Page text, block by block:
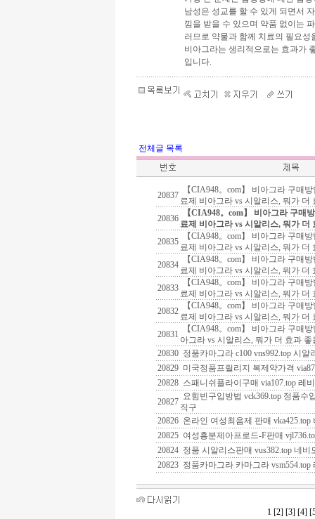
남성은 성교를 할 수 있게 되면서
낌을 받을 수 있으며 약품 없이는
러므로 약물과 함께 치료의 필요성
비아그라는 생리적으로는 효과가
입니다.
전체글 목록
20837
【CIA948。com】 비아그라 구매
료제 비아그라 vs 시알리스, 뭐가 더
20836
【CIA948。com】 비아그라 구매
료제 비아그라 vs 시알리스, 뭐가 더
20835
【CIA948。com】 비아그라 구매
료제 비아그라 vs 시알리스, 뭐가 더
20834
【CIA948。com】 비아그라 구매
료제 비아그라 vs 시알리스, 뭐가 더
20833
【CIA948。com】 비아그라 구매
료제 비아그라 vs 시알리스, 뭐가 더
20832
【CIA948。com】 비아그라 구매
료제 비아그라 vs 시알리스, 뭐가 더
20831
【CIA948。com】 비아그라 구매
아그라 vs 시알리스, 뭐가 더 효과 좋
20830 정품카마그라 c100 vns992.top 시
20829 미국정품프릴리지 복제약가격
20828 스패니쉬플라이구매 via107.top 레
20827
요힘빈구입방법 vck369.top 정품수
직구
20826 온라인 여성최음제 판매
20825 여성흥분제아프로드-F판매
20824 정품 시알리스판매 vus382.top 네비
20823 정품카마그라 카마그라
1 [2] [3] [4]